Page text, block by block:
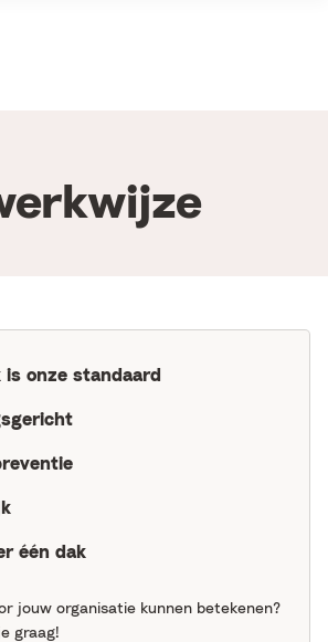
is onze standaard
één dak
jouw organisatie kunnen betekenen?
graag!